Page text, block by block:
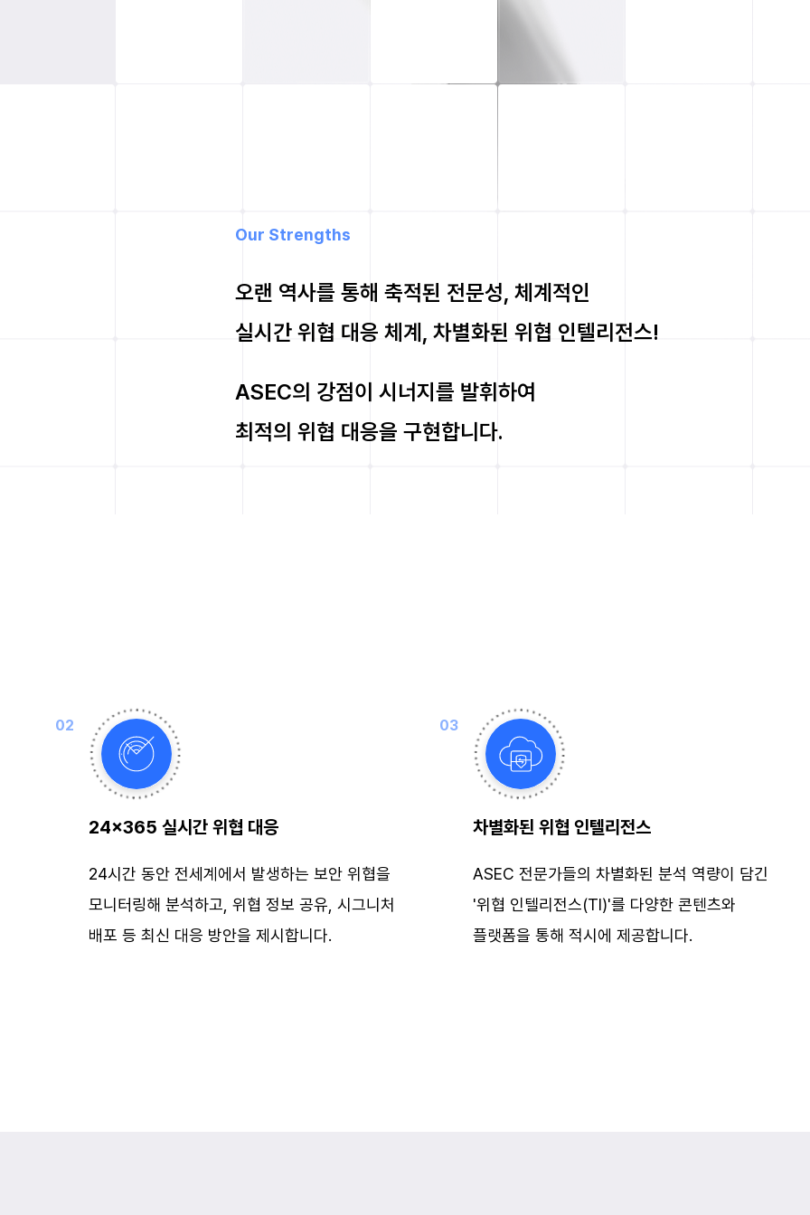
Our Strengths
오랜 역사를 통해 축적된 전문성, 체계적인
실시간 위협 대응 체계, 차별화된 위협 인텔리전스!
ASEC의 강점이 시너지를 발휘하여
최적의 위협 대응을 구현합니다.
02
24x365 실시간 위협 대응
24시간 동안 전세계에서 발생하는 보안 위협을
모니터링해 분석하고, 위협 정보 공유, 시그니처
배포 등 최신 대응 방안을 제시합니다.
03
차별화된 위협 인텔리전스
ASEC 전문가들의 차별화된 분석 역량이 담긴
'위협 인텔리전스(TI)'를 다양한 콘텐츠와
플랫폼을 통해 적시에 제공합니다.